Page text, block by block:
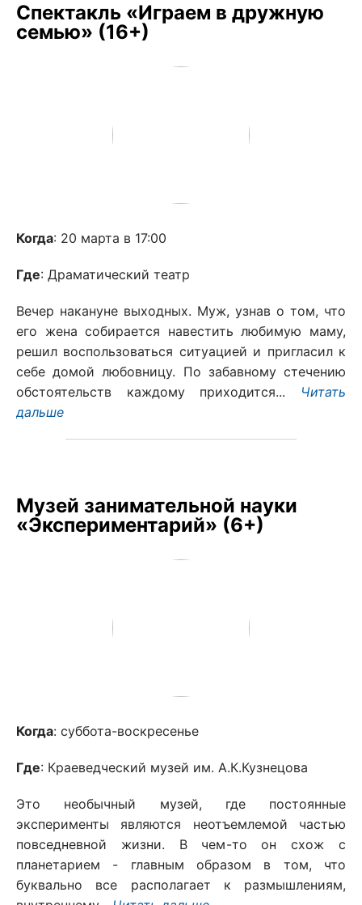
Спектакль «Играем в дружную
семью» (16+)
Когда: 20 марта в 17:00
Где: Драматический театр
Вечер накануне выходных. Муж, узнав o том, что
его жена собирается навестить любимую маму,
решил воспользоваться ситуацией и пригласил к
себе домой любовницу. По забавному стечению
обстоятельств каждому приходится... Читать
дальше
Музей занимательной науки
«Экспериментарий» (6+)
Когда: суббота-воскресенье
Где: Краеведческий музей им. А.К.Кузнецова
Это необычный музей, где постоянные
эксперименты являются неотъемлемой частью
повседневной жизни. В чем-то он схож с
планетарием - главным образом в том, что
буквально все располагает к размышлениям,